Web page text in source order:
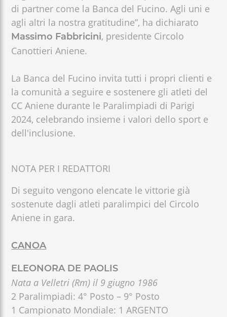
di partner come la Banca del Fucino. Agli uni e
agli altri la nostra gratitudine”, ha dichiarato
Massimo Fabbricini, presidente Circolo
Canottieri Aniene.
La Banca del Fucino invita tutti i propri clienti e
la comunità a seguire e sostenere gli atleti del
CC Aniene durante le Paralimpiadi di Parigi
2024, celebrando insieme i valori dello sport e
dell'inclusione.
NOTA PER I REDATTORI
Di seguito vengono elencate le vittorie già
sostenute dagli atleti paralimpici del Circolo
Aniene in gara.
CANOA
ELEONORA DE PAOLIS
Nata a Velletri (Rm) il 9 giugno 1986
2 Paralimpiadi: 4° Posto – 9° Posto
1 Campionato Mondiale: 1 ARGENTO